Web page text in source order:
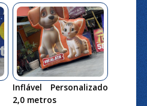
Inflável Personalizado
2,0 metros